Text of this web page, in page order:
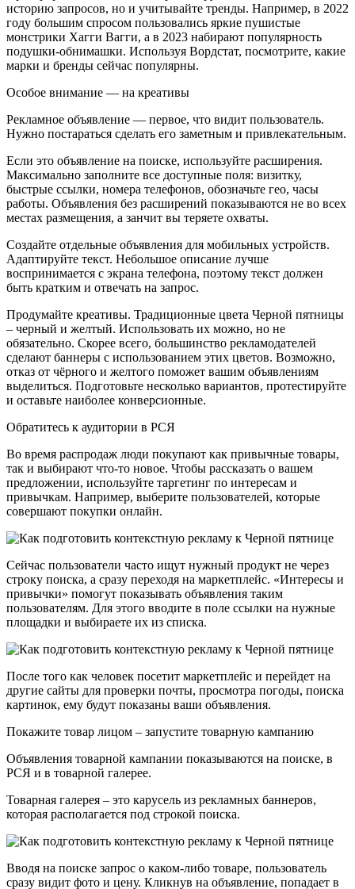
историю запросов, но и учитывайте тренды. Например, в 2022
году большим спросом пользовались яркие пушистые
монстрики Хагги Вагги, а в 2023 набирают популярность
подушки-обнимашки. Используя Вордстат, посмотрите, какие
марки и бренды сейчас популярны.
Особое внимание — на креативы
Рекламное объявление — первое, что видит пользователь.
Нужно постараться сделать его заметным и привлекательным.
Если это объявление на поиске, используйте расширения.
Максимально заполните все доступные поля: визитку,
быстрые ссылки, номера телефонов, обозначьте гео, часы
работы. Объявления без расширений показываются не во всех
местах размещения, а занчит вы теряете охваты.
Создайте отдельные объявления для мобильных устройств.
Адаптируйте текст. Небольшое описание лучше
воспринимается с экрана телефона, поэтому текст должен
быть кратким и отвечать на запрос.
Продумайте креативы. Традиционные цвета Черной пятницы
– черный и желтый. Использовать их можно, но не
обязательно. Скорее всего, большинство рекламодателей
сделают баннеры с использованием этих цветов. Возможно,
отказ от чёрного и желтого поможет вашим объявлениям
выделиться. Подготовьте несколько вариантов, протестируйте
и оставьте наиболее конверсионные.
Обратитесь к аудитории в РСЯ
Во время распродаж люди покупают как привычные товары,
так и выбирают что-то новое. Чтобы рассказать о вашем
предложении, используйте таргетинг по интересам и
привычкам. Например, выберите пользователей, которые
совершают покупки онлайн.
Сейчас пользователи часто ищут нужный продукт не через
строку поиска, а сразу переходя на маркетплейс. «Интересы и
привычки» помогут показывать объявления таким
пользователям. Для этого вводите в поле ссылки на нужные
площадки и выбираете их из списка.
После того как человек посетит маркетплейс и перейдет на
другие сайты для проверки почты, просмотра погоды, поиска
картинок, ему будут показаны ваши объявления.
Покажите товар лицом – запустите товарную кампанию
Объявления товарной кампании показываются на поиске, в
РСЯ и в товарной галерее.
Товарная галерея – это карусель из рекламных баннеров,
которая располагается под строкой поиска.
Вводя на поиске запрос о каком-либо товаре, пользователь
сразу видит фото и цену. Кликнув на объявление, попадает в